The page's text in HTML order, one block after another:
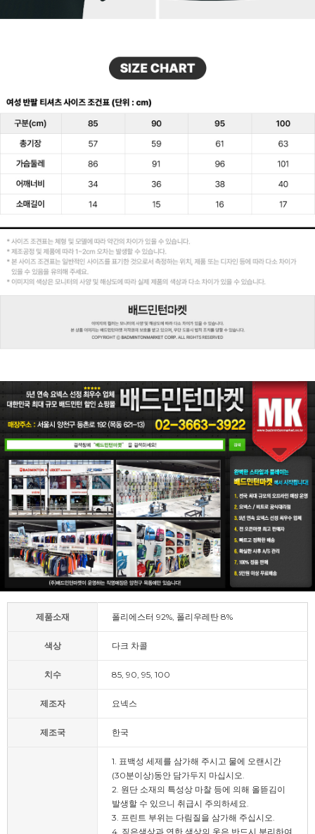
제품소재 폴리에스터 92%, 폴리우레탄 8%
색상 다크 차콜
치수 85, 90, 95, 100
제조자 요넥스
제조국 한국
1. 표백성 세제를 삼가해 주시고 물에 오랜시간
(30분이상)동안 담가두지 마십시오.
2. 원단 소재의 특성상 마찰 등에 의해 올뜯김이
발생할 수 있으니 취급시 주의하세요.
3. 프린트 부위는 다림질을 삼가해 주십시오.
4. 짙은색상과 연한 색상의 옷은 반드시 분리하여